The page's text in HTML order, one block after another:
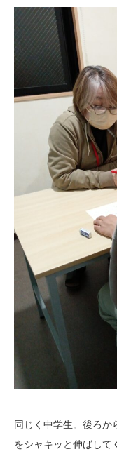
同じく中学生。後ろか
をシャキッと伸ばし